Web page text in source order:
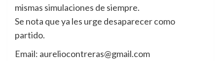
mismas simulaciones de siempre.
Se nota que ya les urge desaparecer como
partido.
Email: aureliocontreras@gmail.com